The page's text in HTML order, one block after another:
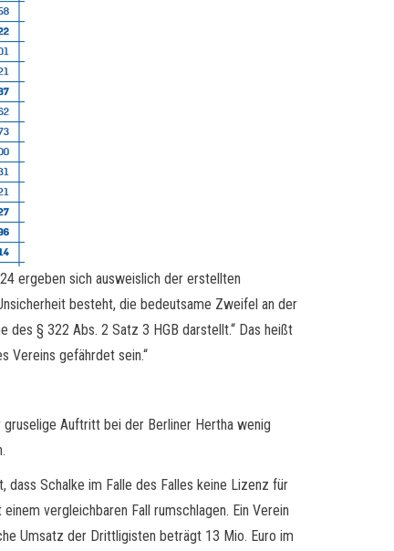
ergeben sich ausweislich der erstellten
besteht, die bedeutsame Zweifel an der
des § 322 Abs. 2 Satz 3 HGB darstellt.“ Das heißt
Vereins gefährdet sein.“
Auftritt bei der Berliner Hertha wenig
Schalke im Falle des Falles keine Lizenz für
vergleichbaren Fall rumschlagen. Ein Verein
Umsatz der Drittligisten beträgt 13 Mio. Euro im